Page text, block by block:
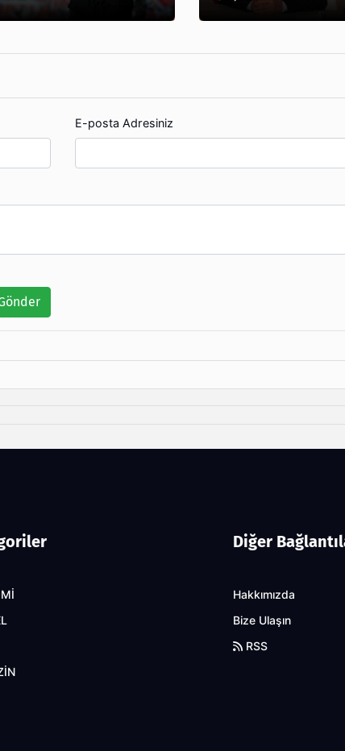
E-posta Adresiniz
Diğer
Hakkımızda
Bize Ulaşın
RSS